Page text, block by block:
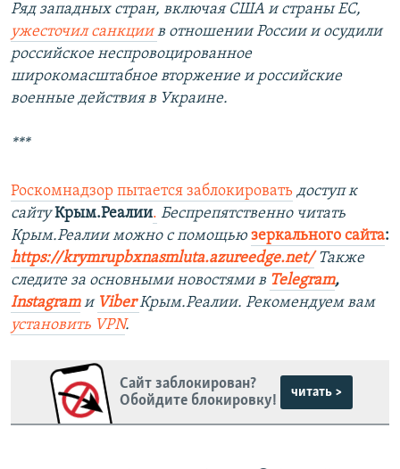
Ряд западных стран, включая США и страны ЕС,
ужесточил санкциив отношении России и осудили
российское неспровоцированное
широкомасштабное вторжение и российские
военные действия в Украине.
***
Роскомнадзор пытается заблокировать доступ к
сайтуКрым.Реалии. Беспрепятственно читать
Крым.Реалии можно с помощью зеркального сайта:
https://krymrupbxnasmluta.azureedge.net/ Также
следите за основными новостями в Telegram,
Instagram и ViberКрым.Реалии. Рекомендуем вам
установить VPN.
Сайт заблокирован?
Обойдите блокировку!
читать >